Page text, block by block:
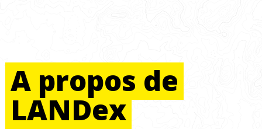
A propos de
LANDex